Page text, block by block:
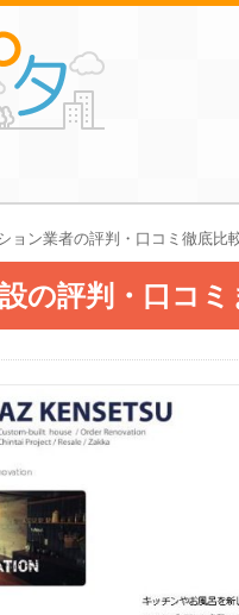
ョン業者の評判・口コミ徹底比
の評判・口コミ